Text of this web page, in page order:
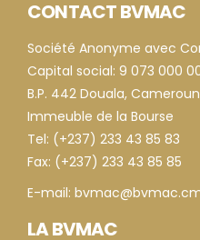
CONTACT BVMAC
Société Anonyme avec
Capital social: 9 073 000
B.P. 442 Douala, Cameroun
Immeuble de la Bourse
Tel: (+237) 233 43 85 83
Fax: (+237) 233 43 85 85
E-mail:
LA BVMAC